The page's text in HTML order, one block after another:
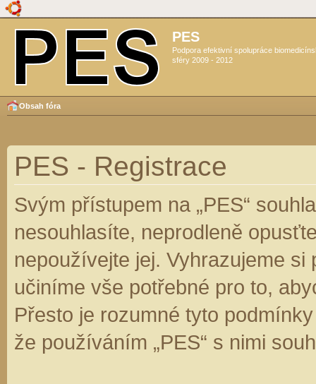
PES
Podpora efektivní spolupráce
sféry 2009 - 2012
Obsah fóra
PES - Registrace
Svým přístupem na „PES“
nesouhlasíte, neprodleně
nepoužívejte jej. Vyhrazujeme
učiníme vše potřebné pro to,
Přesto je rozumné tyto
že používáním „PES“ s nimi